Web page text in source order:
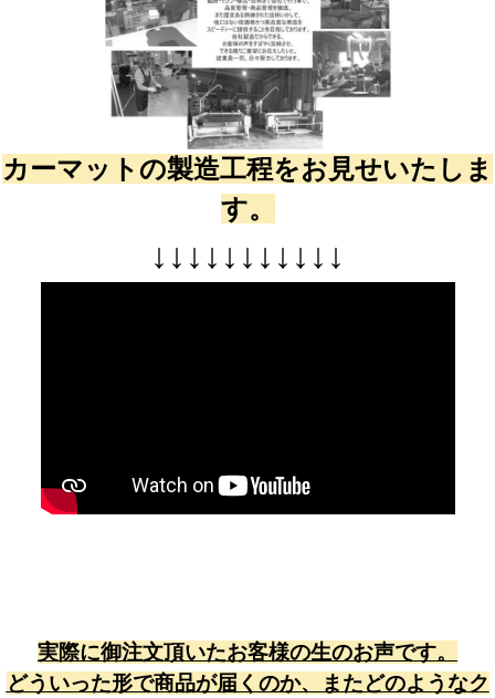
カーマットの製造工程をお見せいたしま
す。
↓ ↓ ↓ ↓ ↓ ↓ ↓ ↓ ↓ ↓ ↓
実際に御注文頂いたお客様の生のお声です。
どういった形で商品が届くのか、またどのようなク